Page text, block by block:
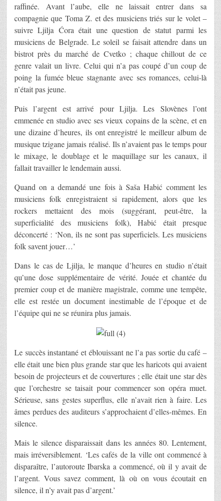
raffinée. Avant l’aube, elle ne laissait entrer dans sa
compagnie que Toma Z. et des musiciens triés sur le volet –
suivre Ljilja Ćora était une question de statut parmi les
musiciens de Belgrade. Le soleil se faisait attendre dans un
bistrot près du marché de Cvetko ; chaque chillout de ce
genre valait un livre. Celui qui n’a pas coupé d’un coup de
poing la fumée bleue stagnante avec ses romances, celui-là
n’était pas jeune.
Puis l’argent est arrivé pour Ljilja. Les Slovènes l’ont
emmenée en studio avec ses vieux copains de la scène, et en
une dizaine d’heures, ils ont enregistré le meilleur album de
musique tzigane jamais réalisé. Ils n’avaient pas le temps pour
le mixage, le doublage et le maquillage sur les canaux, il
fallait travailler le lendemain aussi.
Quand on a demandé une fois à Saša Habić comment les
musiciens folk enregistraient si rapidement, alors que les
rockers mettaient des mois (suggérant, peut-être, la
superficialité des musiciens folk), Habić était presque
déconcerté : ‘Non, ils ne sont pas superficiels. Les musiciens
folk savent jouer…’
Dans le cas de Ljilja, le manque d’heures en studio n’était
qu’une dose supplémentaire de vérité. Jouée et chantée du
premier coup et de manière magistrale, comme une tempête,
elle est restée un document inestimable de l’époque et de
l’équipe qui ne se réunira plus jamais.
Le succès instantané et éblouissant ne l’a pas sortie du café –
elle était une bien plus grande star que les haricots qui avaient
besoin de projecteurs et de couvertures ; elle était une star dès
que l’orchestre se taisait pour commencer son opéra muet.
Sérieuse, sans gestes superflus, elle n’avait rien à faire. Les
âmes perdues des auditeurs s’approchaient d’elles-mêmes. En
silence.
Mais le silence disparaissait dans les années 80. Lentement,
mais irréversiblement. ‘Les cafés de la ville ont commencé à
disparaître, l’autoroute Ibarska a commencé, où il y avait de
l’argent. Vous savez comment, là où on vous écoutait en
silence, il n’y avait pas d’argent.’